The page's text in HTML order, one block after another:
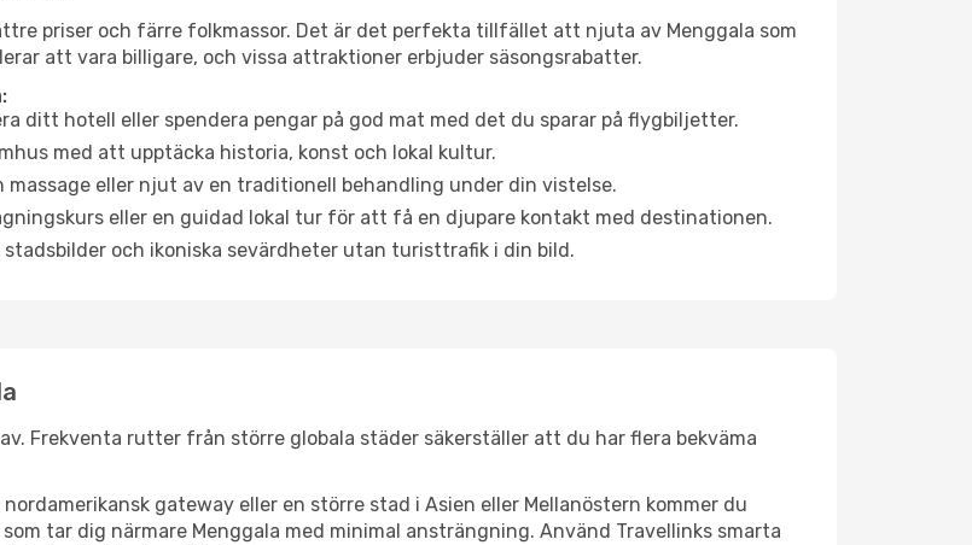
priser och färre folkmassor. Det är det perfekta tillfället att njuta av Menggala som
att vara billigare, och vissa attraktioner erbjuder säsongsrabatter.
ditt hotell eller spendera pengar på god mat med det du sparar på flygbiljetter.
med att upptäcka historia, konst och lokal kultur.
massage eller njut av en traditionell behandling under din vistelse.
eller en guidad lokal tur för att få en djupare kontakt med destinationen.
och ikoniska sevärdheter utan turisttrafik i din bild.
Frekventa rutter från större globala städer säkerställer att du har flera bekväma
gateway eller en större stad i Asien eller Mellanöstern kommer du
tar dig närmare Menggala med minimal ansträngning. Använd Travellinks smarta